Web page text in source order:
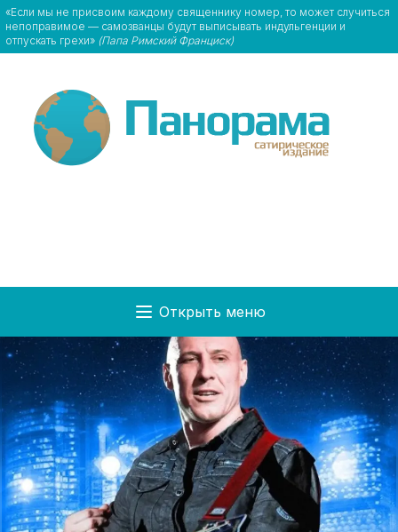
«Если мы не присвоим каждому священнику номер, то может случиться
непоправимое — самозванцы будут выписывать индульгенции и
отпускать грехи» (Папа Римский Франциск)
Открыть меню